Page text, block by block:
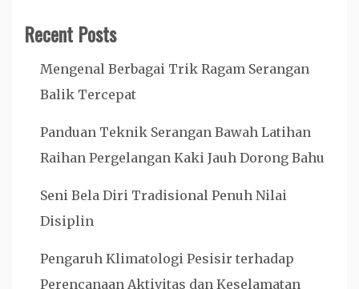
Recent Posts
Mengenal Berbagai Trik Ragam Serangan
Balik Tercepat
Panduan Teknik Serangan Bawah Latihan
Raihan Pergelangan Kaki Jauh Dorong Bahu
Seni Bela Diri Tradisional Penuh Nilai
Disiplin
Pengaruh Klimatologi Pesisir terhadap
Perencanaan Aktivitas dan Keselamatan